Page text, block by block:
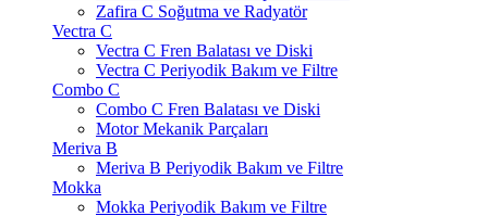
Zafira C Soğutma ve Radyatör
Vectra C
Vectra C Fren Balatası ve Diski
Vectra C Periyodik Bakım ve Filtre
Combo C
Combo C Fren Balatası ve Diski
Motor Mekanik Parçaları
Meriva B
Meriva B Periyodik Bakım ve Filtre
Mokka
Mokka Periyodik Bakım ve Filtre